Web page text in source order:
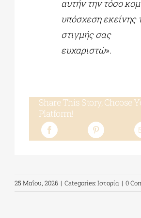
αυτήν την τόσο
υπόσχεση εκείνης
στιγμής σας
ευχαριστώ».
Share This Story, Choose
Platform!
25 Μαΐου, 2026 | Categories:Ιστορία | 0